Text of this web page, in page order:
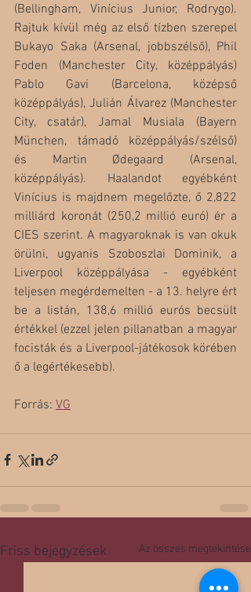
(Bellingham, Vinícius Junior, Rodrygo).
Rajtuk kívül még az első tízben szerepel
Bukayo Saka (Arsenal, jobbszélső), Phil
Foden (Manchester City, középpályás)
Pablo Gavi (Barcelona, középső
középpályás), Julián Álvarez (Manchester
City, csatár), Jamal Musiala (Bayern
München, támadó középpályás/szélső)
és Martin Ødegaard (Arsenal,
középpályás). Haalandot egyébként
Vinícius is majdnem megelőzte, ő 2,822
milliárd koronát (250,2 millió euró) ér a
CIES szerint. A magyaroknak is van okuk
örülni, ugyanis Szoboszlai Dominik, a
Liverpool középpályása - egyébként
teljesen megérdemelten - a 13. helyre ért
be a listán, 138,6 millió eurós becsült
értékkel (ezzel jelen pillanatban a magyar
focisták és a Liverpool-játékosok körében
ő a legértékesebb).
Forrás: VG
Friss bejegyzések Az összes megtekintése